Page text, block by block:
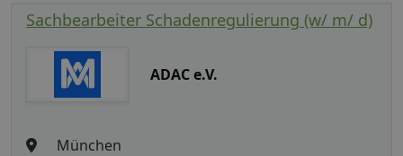
Sachbearbeiter Schadenregulierung (w/ m/ d)
ADAC e.V.
München